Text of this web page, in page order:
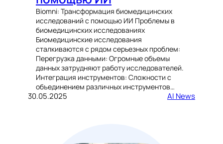
Biomni: Трансформация биомедицинских
исследований с помощью ИИ Проблемы в
биомедицинских исследованиях
Биомедицинские исследования
сталкиваются с рядом серьезных проблем:
Перегрузка данными: Огромные объемы
данных затрудняют работу исследователей.
Интеграция инструментов: Сложности с
объединением различных инструментов…
30.05.2025 AI News